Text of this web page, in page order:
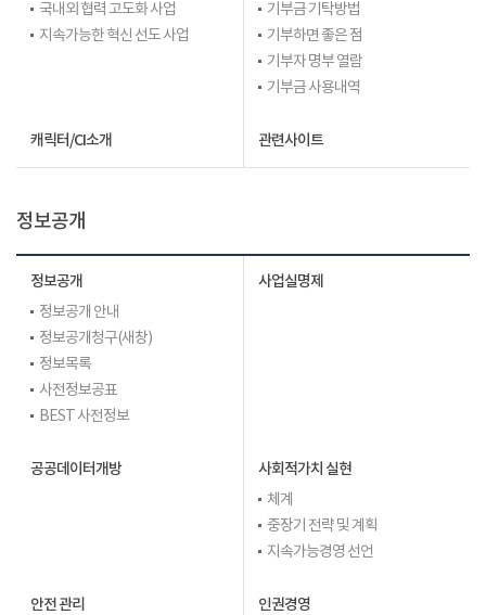
국내외 협력 고도화 사업
지속가능한 혁신 선도 사업
기부금 기탁방법
기부하면 좋은 점
기부자 명부 열람
기부금 사용내역
캐릭터/CI소개 관련사이트
정보공개
정보공개
정보공개 안내
정보공개청구(새창)
정보목록
사전정보공표
BEST 사전정보
사업실명제
공공데이터개방 사회적가치 실현
체계
중장기 전략 및 계획
지속가능경영 선언
안전 관리 인권경영